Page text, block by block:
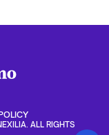
ALL RIGHTS